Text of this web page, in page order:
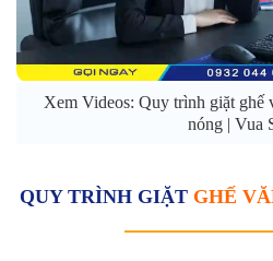
Xem Videos: Quy trình giặt ghế
nóng | Vua
QUY TRÌNH GIẶT GHẾ